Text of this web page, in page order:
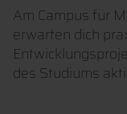
Am Campus für
erwarten dich
des Studiums